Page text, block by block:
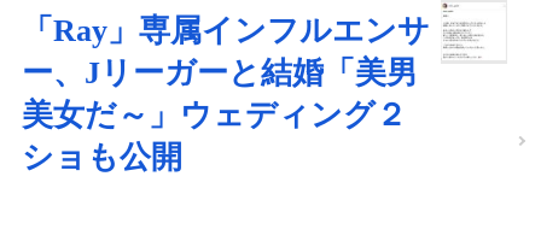
「Ray」専属インフルエンサ
ー、Jリーガーと結婚「美男
美女だ～」ウェディング２
ショも公開